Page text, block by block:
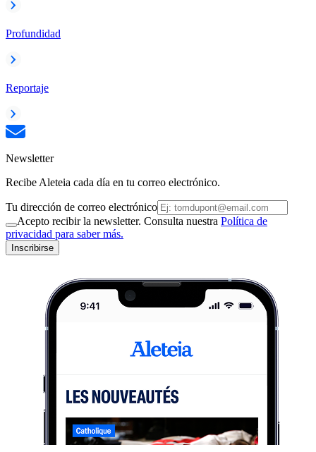
Profundidad
Reportaje
Newsletter
Recibe Aleteia cada día en tu correo electrónico.
Tu dirección de correo electrónico
Acepto recibir la newsletter. Consulta nuestra Política de
privacidad para saber más.
Inscribirse